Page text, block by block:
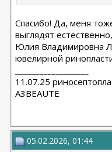
Спасибо! Да, меня
выглядят
Юлия Владимировна
ювелирной
11.07.25
A3BEAUTE
05.02.2026, 01:44